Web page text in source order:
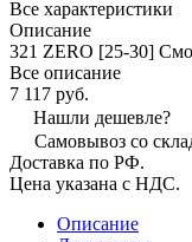
Все характеристики
Описание
321 ZERO [25-30]
Все описание
7 117 руб.
Нашли дешевле?
Самовывоз со
Доставка по РФ.
Цена указана с НДС.
Описание